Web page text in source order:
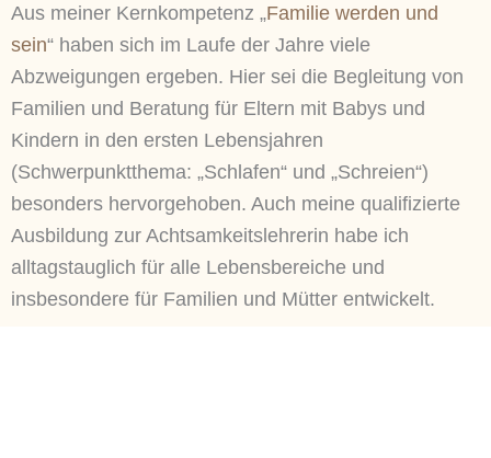
Aus meiner Kernkompetenz „Familie werden und
sein“ haben sich im Laufe der Jahre viele
Abzweigungen ergeben. Hier sei die Begleitung von
Familien und Beratung für Eltern mit Babys und
Kindern in den ersten Lebensjahren
(Schwerpunktthema: „Schlafen“ und „Schreien“)
besonders hervorgehoben. Auch meine qualifizierte
Ausbildung zur Achtsamkeitslehrerin habe ich
alltagstauglich für alle Lebensbereiche und
insbesondere für Familien und Mütter entwickelt.